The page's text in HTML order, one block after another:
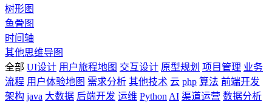
树形图
鱼骨图
时间轴
其他思维导图
全部 UI设计 用户旅程地图 交互设计 原型规划 项目管理 业务
流程 用户体验地图 需求分析 其他技术 云 php 算法 前端开发
架构 java 大数据 后端开发 运维 Python AI 渠道运营 数据分析